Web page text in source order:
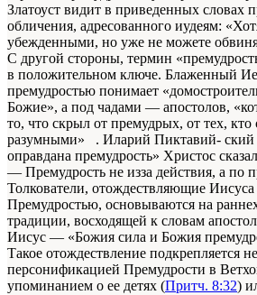
Златоуст видит в приведенных словах
обличения, адресованного иудеям:
убежденными, но уже не можете
С другой стороны, термин
в положительном ключе. Блаженный
премудростью понимает
Божие», а под чадами — апостолов,
то, что скрыл от премудрых, от тех,
разумными» . Иларий Пиктавий- ский
оправдана премудрость» Христос
— Премудрость не изза действия, а по
Толкователи, отождествляющие
Премудростью, основываются на
традиции, восходящей к словам
Иисус — «Божия сила и Божия
Такое отождествление подкрепляется
персонификацией Премудрости в
упоминанием о ее детях (Притч. 8:32)